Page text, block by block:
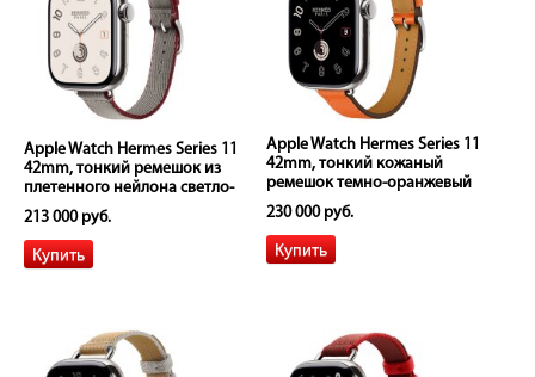
Apple Watch Hermes Series 11
42mm, тонкий ремешок из
плетенного нейлона светло-
серый
213 000 руб.
Apple Watch Hermes Series 11
42mm, тонкий кожаный
ремешок темно-оранжевый
230 000 руб.